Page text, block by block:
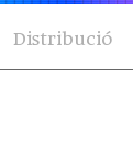
Distribució